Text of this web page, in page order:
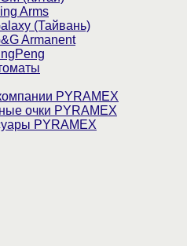
Arms
(Тайвань)
Armanent
PYRAMEX
очки PYRAMEX
PYRAMEX